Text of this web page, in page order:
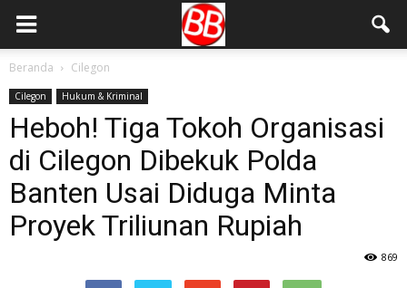
Beranda Cilegon
Cilegon Hukum & Kriminal
Heboh! Tiga Tokoh Organisasi
di Cilegon Dibekuk Polda
Banten Usai Diduga Minta
Proyek Triliunan Rupiah
869